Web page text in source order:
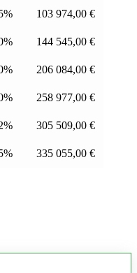
103 974,00 €
144 545,00 €
206 084,00 €
258 977,00 €
305 509,00 €
335 055,00 €